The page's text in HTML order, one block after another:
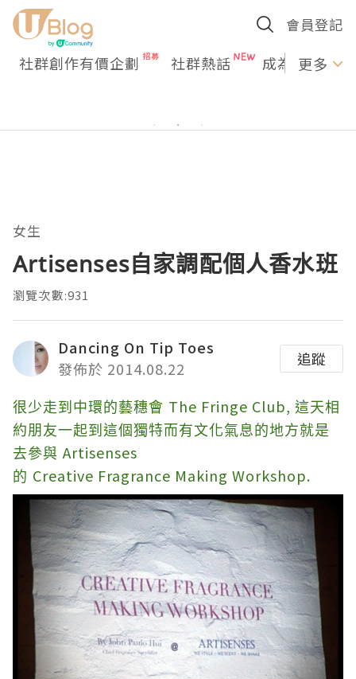
會員登記
社群創作有價企劃 社群熱話 成為U更多
女生
Artisenses自家調配個人香水班
瀏覽次數:931
Dancing On Tip Toes
發佈於 2014.08.22
追蹤
很少走到中環的藝穗會 The Fringe Club, 這天相
約朋友一起到這個獨特而有文化氣息的地方就是
去參與Artisenses
的 Creative Fragrance Making Workshop.